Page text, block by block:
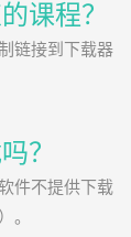
课程？
链接到下载器
？
件不提供下载
。